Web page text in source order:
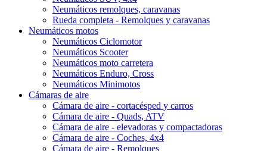
Neumáticos remolques, caravanas
Rueda completa - Remolques y caravanas
Neumáticos motos
Neumáticos Ciclomotor
Neumáticos Scooter
Neumáticos moto carretera
Neumáticos Enduro, Cross
Neumáticos Minimotos
Cámaras de aire
Cámara de aire - cortacésped y carros
Cámara de aire - Quads, ATV
Cámara de aire - elevadoras y compactadoras
Cámara de aire - Coches, 4x4
Cámara de aire - Remolques